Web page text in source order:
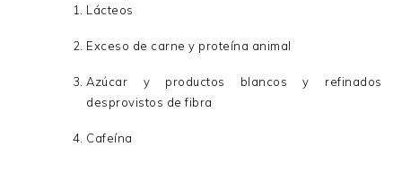
Lácteos
Exceso de carne y proteína animal
Azúcar y productos blancos y refinados
desprovistos de fibra
Cafeína